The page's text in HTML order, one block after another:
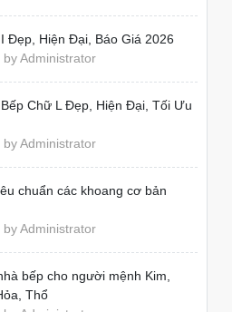
Đẹp, Hiện Đại, Báo Giá 2026
Administrator
Chữ L Đẹp, Hiện Đại, Tối Ưu
Administrator
chuẩn các khoang cơ bản
Administrator
bếp cho người mệnh Kim,
Thổ